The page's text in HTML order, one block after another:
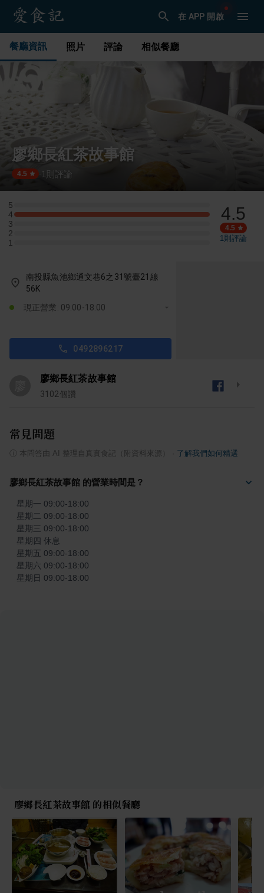
在 APP 開啟
餐廳資訊 照片 評論 相似餐廳
廖鄉長紅茶故事館
4.5 1 則評論
5
5 星：0 則評論
4
4 星：1 則評論
3
3 星：0 則評論
2
2 星：0 則評論
1
1 星：0 則評論
4.5
4.5
1則評論
南投縣魚池鄉通文巷6之31號臺21線
56K
現正營業: 09:00-18:00
0492896217
廖鄉長紅茶故事館
3102個讚
常見問題
本問答由 AI 整理自真實食記（附資料來源） 了解我們如何精選
廖鄉長紅茶故事館 的營業時間是？
星期一 09:00-18:00
星期二 09:00-18:00
星期三 09:00-18:00
星期四 休息
星期五 09:00-18:00
星期六 09:00-18:00
星期日 09:00-18:00
廖鄉長紅茶故事館 的相似餐廳